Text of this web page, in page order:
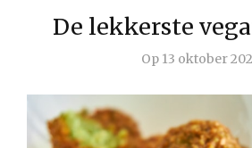
De lekkerste
Op13 oktober